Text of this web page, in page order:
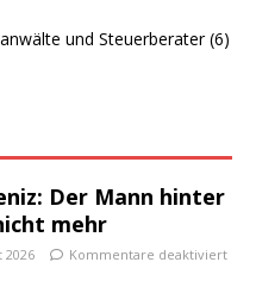
und Steuerberater (6)
Der Mann hinter
mehr
2026 Kommentare deaktiviert